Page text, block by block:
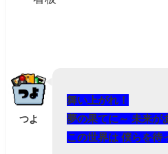
つよ
舞い上がれ！
夢の果てに～ 未来が
この世界は 僕らを待